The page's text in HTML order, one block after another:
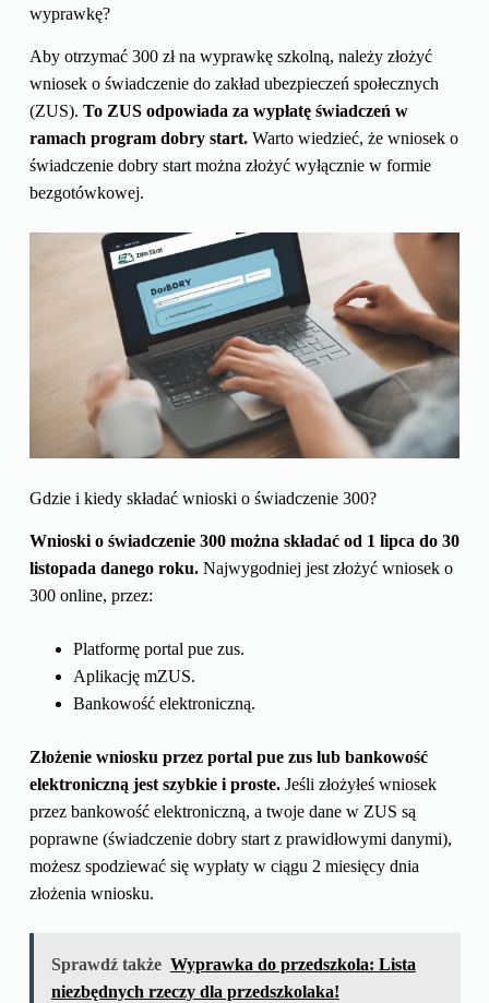
wyprawkę?
Aby otrzymać 300 zł na wyprawkę szkolną, należy złożyć
wniosek o świadczenie do zakład ubezpieczeń społecznych
(ZUS). To ZUS odpowiada za wypłatę świadczeń w
ramach program dobry start.Warto wiedzieć, że wniosek o
świadczenie dobry start można złożyć wyłącznie w formie
bezgotówkowej.
Gdzie i kiedy składać wnioski o świadczenie 300?
Wnioski o świadczenie 300 można składać od 1 lipca do 30
listopada danego roku.Najwygodniej jest złożyć wniosek o
300 online, przez:
Platformę portal pue zus.
Aplikację mZUS.
Bankowość elektroniczną.
Złożenie wniosku przez portal pue zus lub bankowość
elektroniczną jest szybkie i proste.Jeśli złożyłeś wniosek
przez bankowość elektroniczną, a twoje dane w ZUS są
poprawne (świadczenie dobry start z prawidłowymi danymi),
możesz spodziewać się wypłaty w ciągu 2 miesięcy dnia
złożenia wniosku.
Sprawdź także Wyprawka do przedszkola: Lista
niezbędnych rzeczy dla przedszkolaka!